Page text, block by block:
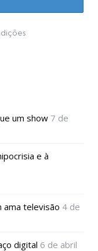
um show 7 de
e à
ama televisão 4 de
digital 6 de abril